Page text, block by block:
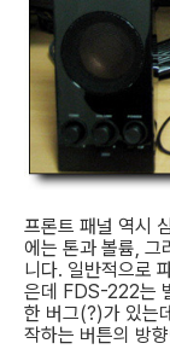
프론트 패널 역시
에는 톤과 볼륨,
니다. 일반적으로
은데 FDS-222는
한 버그(?)가 있는
작하는 버튼의 방